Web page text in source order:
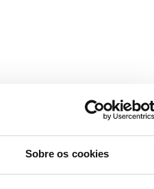
Sobre os cookies